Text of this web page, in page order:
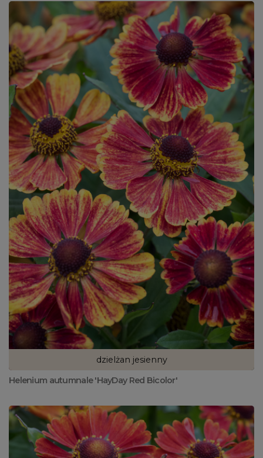
dzielżan jesienny
Helenium autumnale 'HayDay Red Bicolor'